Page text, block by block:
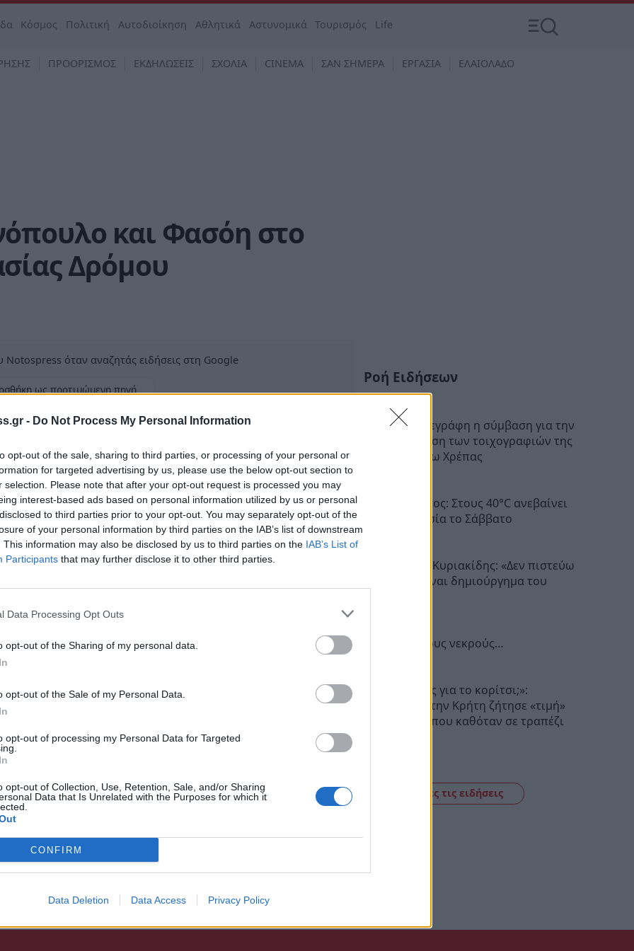
- Do Not Process My Personal Information
opt-out of the sale, sharing to third parties, or processing of your personal or
for targeted advertising by us, please use the below opt-out section to
selection. Please note that after your opt-out request is processed you may
interest-based ads based on personal information utilized by us or personal
to third parties prior to your opt-out. You may separately opt-out of the
of your personal information by third parties on the IAB’s list of downstream
This information may also be disclosed by us to third parties on the IAB’s List of
Participants that may further disclose it to other third parties.
Data Processing Opt Outs
opt-out of the Sharing of my personal data.
opt-out of the Sale of my Personal Data.
opt-out of processing my Personal Data for Targeted
opt-out of Collection, Use, Retention, Sale, and/or Sharing
Data that Is Unrelated with the Purposes for which it
CONFIRM
Data Deletion Data Access Privacy Policy
Κόσμος Πολιτική Αυτοδιοίκηση Αθλητικά Αστυνομικά Τουρισμός Life
ΠΡΟΟΡΙΣΜΟΣ ΕΚΔΗΛΩΣΕΙΣ ΣΧΟΛΙΑ CINEMA ΣΑΝ ΣΗΜΕΡΑ ΕΡΓΑΣΙΑ ΕΛΑΙΟΛΑΔΟ
και Φασόη στο
Δρόμου
όταν αναζητάς ειδήσεις στη Google
ως προτιμώμενη πηγή
την Κυριακή
και η Βαρβάρα Φασόη είναι οι τρεις
–για πρώτη φορά στην καριέρα τους-
το οποίο θα γίνει στην πόλη
μεθαύριο Κυριακή 21 του μήνα, μέχρι και
στην αντοχή ανδρών, αγώνισμα στο
στην ατομική χρονομέτρηση νέων
φέτος αναδείχθηκε Πρωταθλητής νέων
Ελλάδας 2014, θα πάρει μέρος
γραμματέας της Ομοσπονδίας Δημήτριος
προπονήτρια Ρίτα Λυμπεράκου.
Ροή Ειδήσεων
Αρκαδία: Υπεγράφη η σύμβαση για την
αποκατάσταση των τοιχογραφιών της
Μονής Επάνω Χρέπας
Πελοπόννησος: Στους 40°C ανεβαίνει
η θερμοκρασία το Σάββατο
Βλαδίμηρος Κυριακίδης: «Δεν πιστεύω
στον Θεό, είναι δημιούργημα του
Σεβασμό στους νεκρούς…
«Πόσα θέλεις για το κορίτσι;»:
Τουρίστας στην Κρήτη ζήτησε «τιμή»
για ανήλικη που καθόταν σε τραπέζι
Δείτε όλες τις ειδήσεις